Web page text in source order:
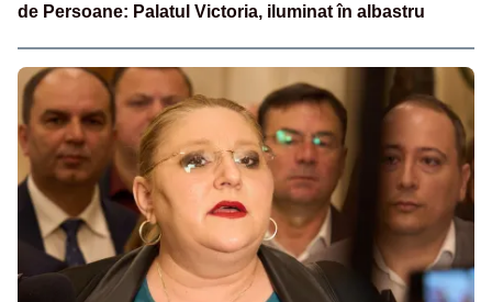
de Persoane: Palatul Victoria, iluminat în albastru